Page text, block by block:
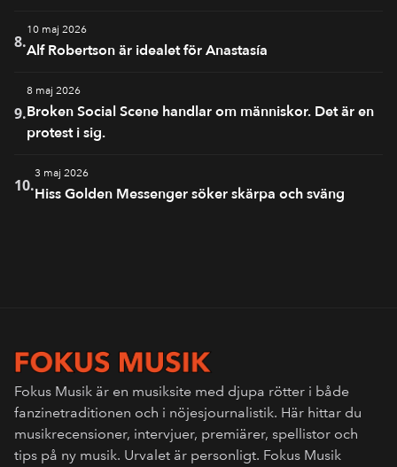
8.
10 maj 2026
Alf Robertson är idealet för Anastasía
9.
8 maj 2026
Broken Social Scene handlar om människor. Det är en
protest i sig.
10.
3 maj 2026
Hiss Golden Messenger söker skärpa och sväng
Fokus Musik är en musiksite med djupa rötter i både
fanzinetraditionen och i nöjesjournalistik. Här hittar du
musikrecensioner, intervjuer, premiärer, spellistor och
tips på ny musik. Urvalet är personligt. Fokus Musik